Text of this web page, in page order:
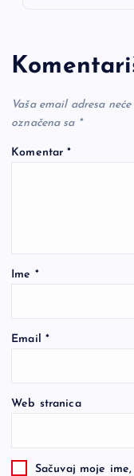
Vaša email adresa
označena sa *
Komentar*
Ime *
Email *
Web stranica
Sačuvaj moje